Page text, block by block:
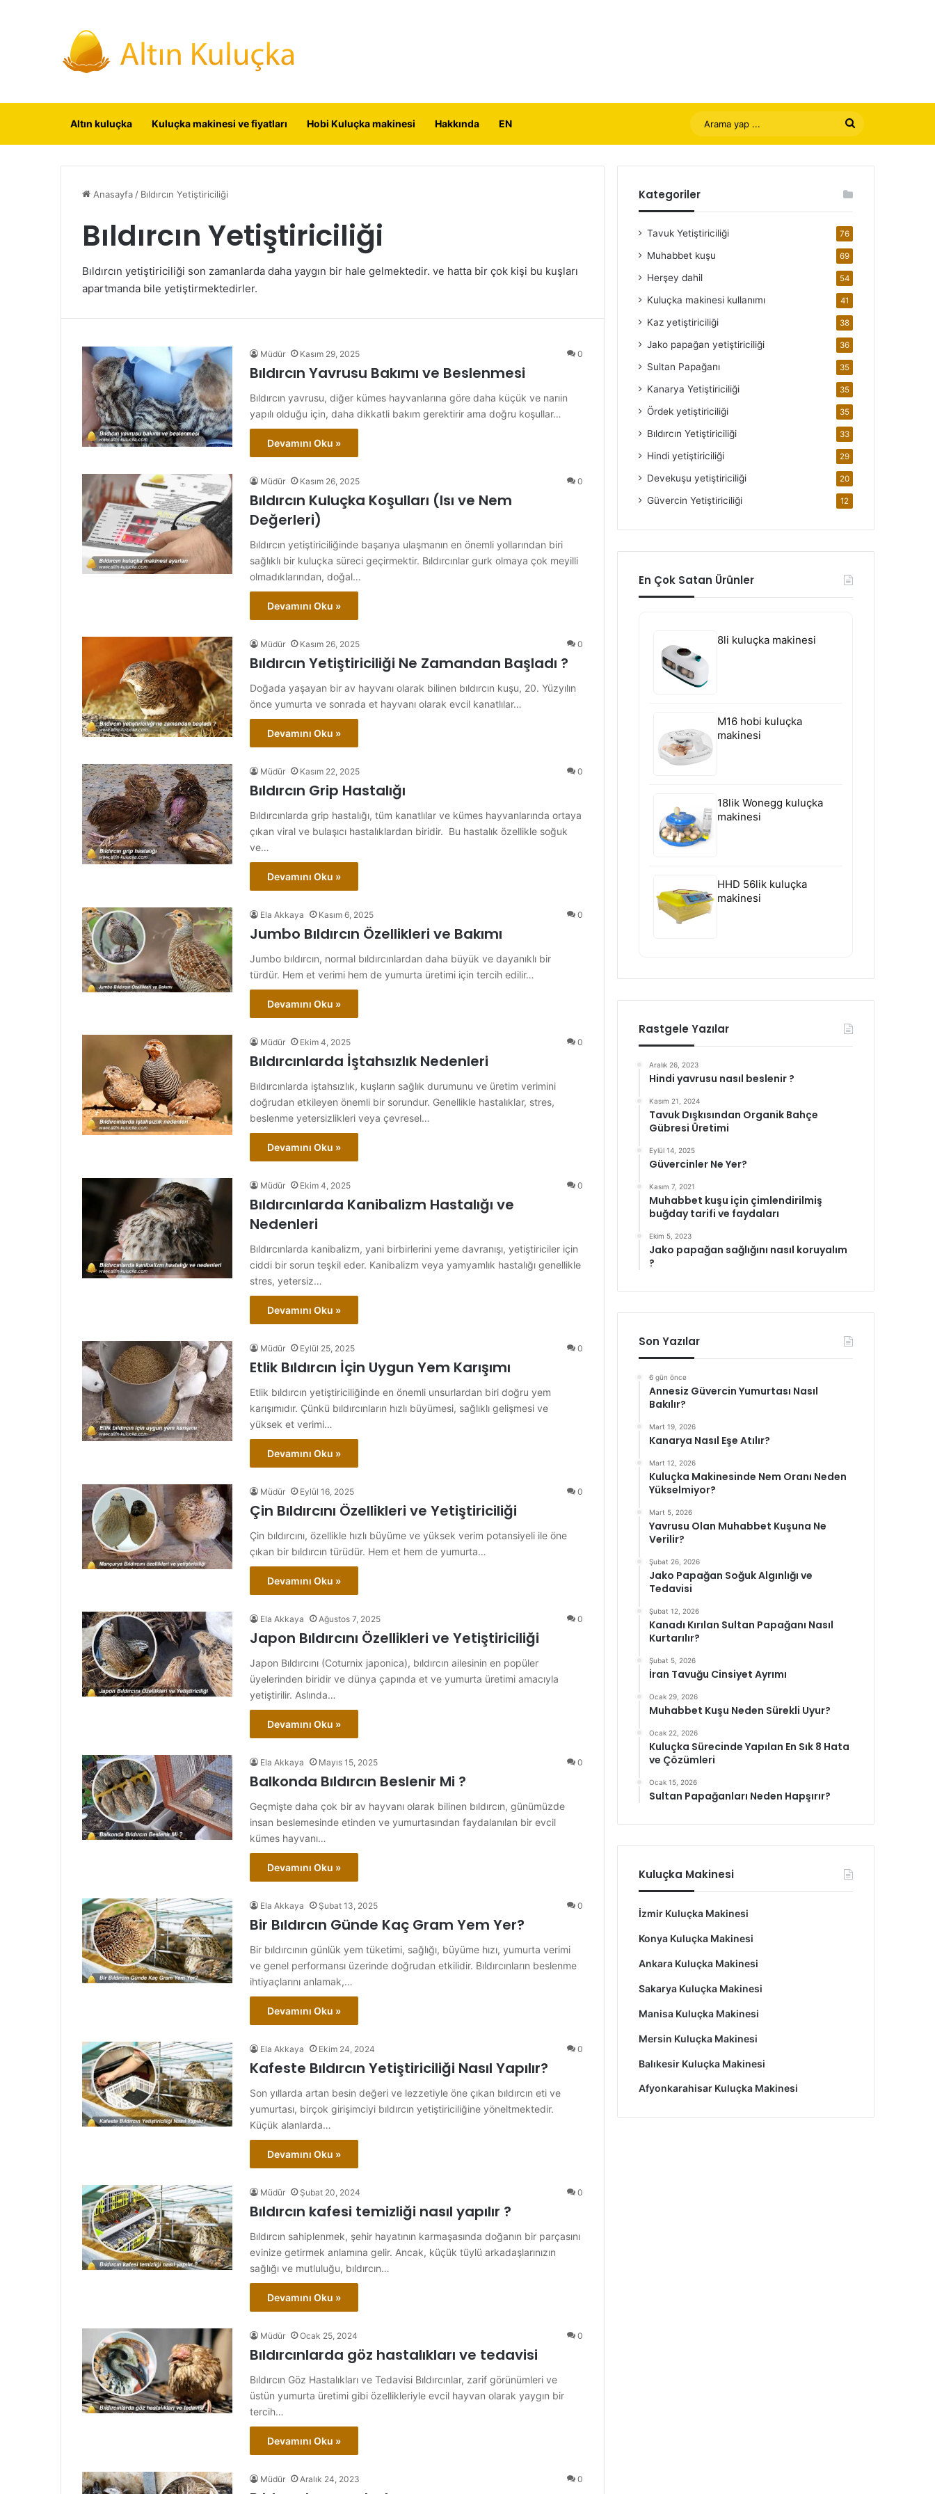
Altın kuluçka Kuluçka makinesi ve fiyatları Hobi Kuluçka makinesi Hakkında EN
Arama
yap
Anasayfa / Bıldırcın Yetiştiriciliği
Bıldırcın Yetiştiriciliği
Bıldırcın yetiştiriciliği son zamanlarda daha yaygın bir hale gelmektedir. ve hatta bir çok kişi bu kuşları
apartmanda bile yetiştirmektedirler.
Müdür Kasım 29, 2025 0
Bıldırcın Yavrusu Bakımı ve Beslenmesi
Bıldırcın yavrusu, diğer kümes hayvanlarına göre daha küçük ve narıin
yapılı olduğu için, daha dikkatli bakım gerektirir ama doğru koşullar…
Devamını Oku »
Müdür Kasım 26, 2025 0
Bıldırcın Kuluçka Koşulları (Isı ve Nem
Değerleri)
Bıldırcın yetiştiriciliğinde başarıya ulaşmanın en önemli yollarından biri
sağlıklı bir kuluçka süreci geçirmektir. Bıldırcınlar gurk olmaya çok meyilli
olmadıklarından, doğal…
Devamını Oku »
Müdür Kasım 26, 2025 0
Bıldırcın Yetiştiriciliği Ne Zamandan Başladı ?
Doğada yaşayan bir av hayvanı olarak bilinen bıldırcın kuşu, 20. Yüzyılın
önce yumurta ve sonrada et hayvanı olarak evcil kanatlılar…
Devamını Oku »
Müdür Kasım 22, 2025 0
Bıldırcın Grip Hastalığı
Bıldırcınlarda grip hastalığı, tüm kanatlılar ve kümes hayvanlarında ortaya
çıkan viral ve bulaşıcı hastalıklardan biridir. Bu hastalık özellikle soğuk
ve…
Devamını Oku »
Ela Akkaya Kasım 6, 2025 0
Jumbo Bıldırcın Özellikleri ve Bakımı
Jumbo bıldırcın, normal bıldırcınlardan daha büyük ve dayanıklı bir
türdür. Hem et verimi hem de yumurta üretimi için tercih edilir…
Devamını Oku »
Müdür Ekim 4, 2025 0
Bıldırcınlarda İştahsızlık Nedenleri
Bıldırcınlarda iştahsızlık, kuşların sağlık durumunu ve üretim verimini
doğrudan etkileyen önemli bir sorundur. Genellikle hastalıklar, stres,
beslenme yetersizlikleri veya çevresel…
Devamını Oku »
Müdür Ekim 4, 2025 0
Bıldırcınlarda Kanibalizm Hastalığı ve
Nedenleri
Bıldırcınlarda kanibalizm, yani birbirlerini yeme davranışı, yetiştiriciler için
ciddi bir sorun teşkil eder. Kanibalizm veya yamyamlık hastalığı genellikle
stres, yetersiz…
Devamını Oku »
Müdür Eylül 25, 2025 0
Etlik Bıldırcın İçin Uygun Yem Karışımı
Etlik bıldırcın yetiştiriciliğinde en önemli unsurlardan biri doğru yem
karışımıdır. Çünkü bıldırcınların hızlı büyümesi, sağlıklı gelişmesi ve
yüksek et verimi…
Devamını Oku »
Müdür Eylül 16, 2025 0
Çin Bıldırcını Özellikleri ve Yetiştiriciliği
Çin bıldırcını, özellikle hızlı büyüme ve yüksek verim potansiyeli ile öne
çıkan bir bıldırcın türüdür. Hem et hem de yumurta…
Devamını Oku »
Ela Akkaya Ağustos 7, 2025 0
Japon Bıldırcını Özellikleri ve Yetiştiriciliği
Japon Bıldırcını (Coturnix japonica), bıldırcın ailesinin en popüler
üyelerinden biridir ve dünya çapında et ve yumurta üretimi amacıyla
yetiştirilir. Aslında…
Devamını Oku »
Ela Akkaya Mayıs 15, 2025 0
Balkonda Bıldırcın Beslenir Mi ?
Geçmişte daha çok bir av hayvanı olarak bilinen bıldırcın, günümüzde
insan beslemesinde etinden ve yumurtasından faydalanılan bir evcil
kümes hayvanı…
Devamını Oku »
Ela Akkaya Şubat 13, 2025 0
Bir Bıldırcın Günde Kaç Gram Yem Yer?
Bir bıldırcının günlük yem tüketimi, sağlığı, büyüme hızı, yumurta verimi
ve genel performansı üzerinde doğrudan etkilidir. Bıldırcınların beslenme
ihtiyaçlarını anlamak,…
Devamını Oku »
Ela Akkaya Ekim 24, 2024 0
Kafeste Bıldırcın Yetiştiriciliği Nasıl Yapılır?
Son yıllarda artan besin değeri ve lezzetiyle öne çıkan bıldırcın eti ve
yumurtası, birçok girişimciyi bıldırcın yetiştiriciliğine yöneltmektedir.
Küçük alanlarda…
Devamını Oku »
Müdür Şubat 20, 2024 0
Bıldırcın kafesi temizliği nasıl yapılır ?
Bıldırcın sahiplenmek, şehir hayatının karmaşasında doğanın bir parçasını
evinize getirmek anlamına gelir. Ancak, küçük tüylü arkadaşlarınızın
sağlığı ve mutluluğu, bıldırcın…
Devamını Oku »
Müdür Ocak 25, 2024 0
Bıldırcınlarda göz hastalıkları ve tedavisi
Bıldırcın Göz Hastalıkları ve Tedavisi Bıldırcınlar, zarif görünümleri ve
üstün yumurta üretimi gibi özellikleriyle evcil hayvan olarak yaygın bir
tercih…
Devamını Oku »
Müdür Aralık 24, 2023 0
Kategoriler
Tavuk Yetiştiriciliği 76
Muhabbet kuşu 69
Herşey dahil 54
Kuluçka makinesi kullanımı 41
Kaz yetiştiriciliği 38
Jako papağan yetiştiriciliği 36
Sultan Papağanı 35
Kanarya Yetiştiriciliği 35
Ördek yetiştiriciliği 35
Bıldırcın Yetiştiriciliği 33
Hindi yetiştiriciliği 29
Devekuşu yetiştiriciliği 20
Güvercin Yetiştiriciliği 12
En Çok Satan Ürünler
8li kuluçka makinesi
M16 hobi kuluçka
makinesi
18lik Wonegg kuluçka
makinesi
HHD 56lik kuluçka
makinesi
Rastgele Yazılar
Aralık 26, 2023
Hindi yavrusu nasıl beslenir ?
Kasım 21, 2024
Tavuk Dışkısından Organik Bahçe
Gübresi Üretimi
Eylül 14, 2025
Güvercinler Ne Yer?
Kasım 7, 2021
Muhabbet kuşu için çimlendirilmiş
buğday tarifi ve faydaları
Ekim 5, 2023
Jako papağan sağlığını nasıl koruyalım
?
Son Yazılar
6 gün önce
Annesiz Güvercin Yumurtası Nasıl
Bakılır?
Mart 19, 2026
Kanarya Nasıl Eşe Atılır?
Mart 12, 2026
Kuluçka Makinesinde Nem Oranı Neden
Yükselmiyor?
Mart 5, 2026
Yavrusu Olan Muhabbet Kuşuna Ne
Verilir?
Şubat 26, 2026
Jako Papağan Soğuk Algınlığı ve
Tedavisi
Şubat 12, 2026
Kanadı Kırılan Sultan Papağanı Nasıl
Kurtarılır?
Şubat 5, 2026
İran Tavuğu Cinsiyet Ayrımı
Ocak 29, 2026
Muhabbet Kuşu Neden Sürekli Uyur?
Ocak 22, 2026
Kuluçka Sürecinde Yapılan En Sık 8 Hata
ve Çözümleri
Ocak 15, 2026
Sultan Papağanları Neden Hapşırır?
Kuluçka Makinesi
İzmir Kuluçka Makinesi
Konya Kuluçka Makinesi
Ankara Kuluçka Makinesi
Sakarya Kuluçka Makinesi
Manisa Kuluçka Makinesi
Mersin Kuluçka Makinesi
Balıkesir Kuluçka Makinesi
Afyonkarahisar Kuluçka Makinesi